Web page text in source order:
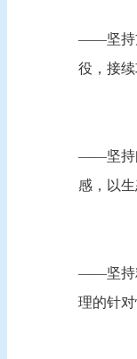
——坚持
役，接续
——坚持
感，以
——坚持
理的针对